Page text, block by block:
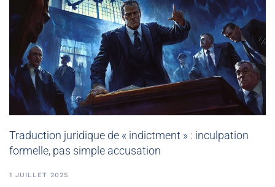
Traduction juridique de « indictment » : inculpation
formelle, pas simple accusation
1 JUILLET 2025